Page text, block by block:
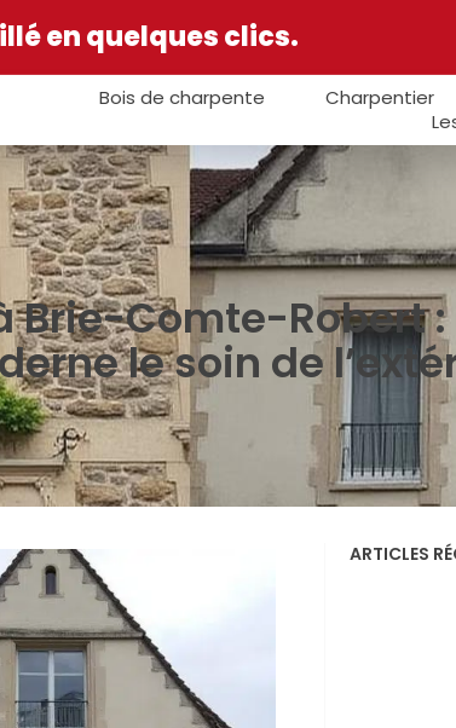
en quelques clics.
Bois de charpente Charpentier
Brie-Comte-Robert
le soin de
ARTICLES